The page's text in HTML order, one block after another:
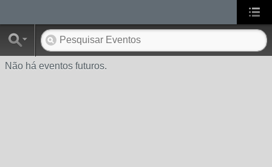
Não há eventos futuros.